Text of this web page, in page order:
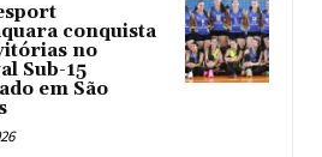
conquista
no
Sub-15
em São